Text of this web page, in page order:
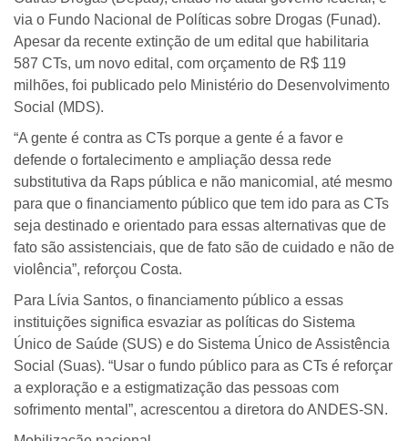
via o Fundo Nacional de Políticas sobre Drogas (Funad).
Apesar da recente extinção de um edital que habilitaria
587 CTs, um novo edital, com orçamento de R$ 119
milhões, foi publicado pelo Ministério do Desenvolvimento
Social (MDS).
“A gente é contra as CTs porque a gente é a favor e
defende o fortalecimento e ampliação dessa rede
substitutiva da Raps pública e não manicomial, até mesmo
para que o financiamento público que tem ido para as CTs
seja destinado e orientado para essas alternativas que de
fato são assistenciais, que de fato são de cuidado e não de
violência”, reforçou Costa.
Para Lívia Santos, o financiamento público a essas
instituições significa esvaziar as políticas do Sistema
Único de Saúde (SUS) e do Sistema Único de Assistência
Social (Suas). “Usar o fundo público para as CTs é reforçar
a exploração e a estigmatização das pessoas com
sofrimento mental”, acrescentou a diretora do ANDES-SN.